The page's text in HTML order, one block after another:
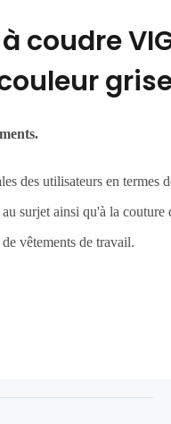
coudre
grise
des utilisateurs en termes
surjet ainsi qu'à la couture
vêtements de travail.